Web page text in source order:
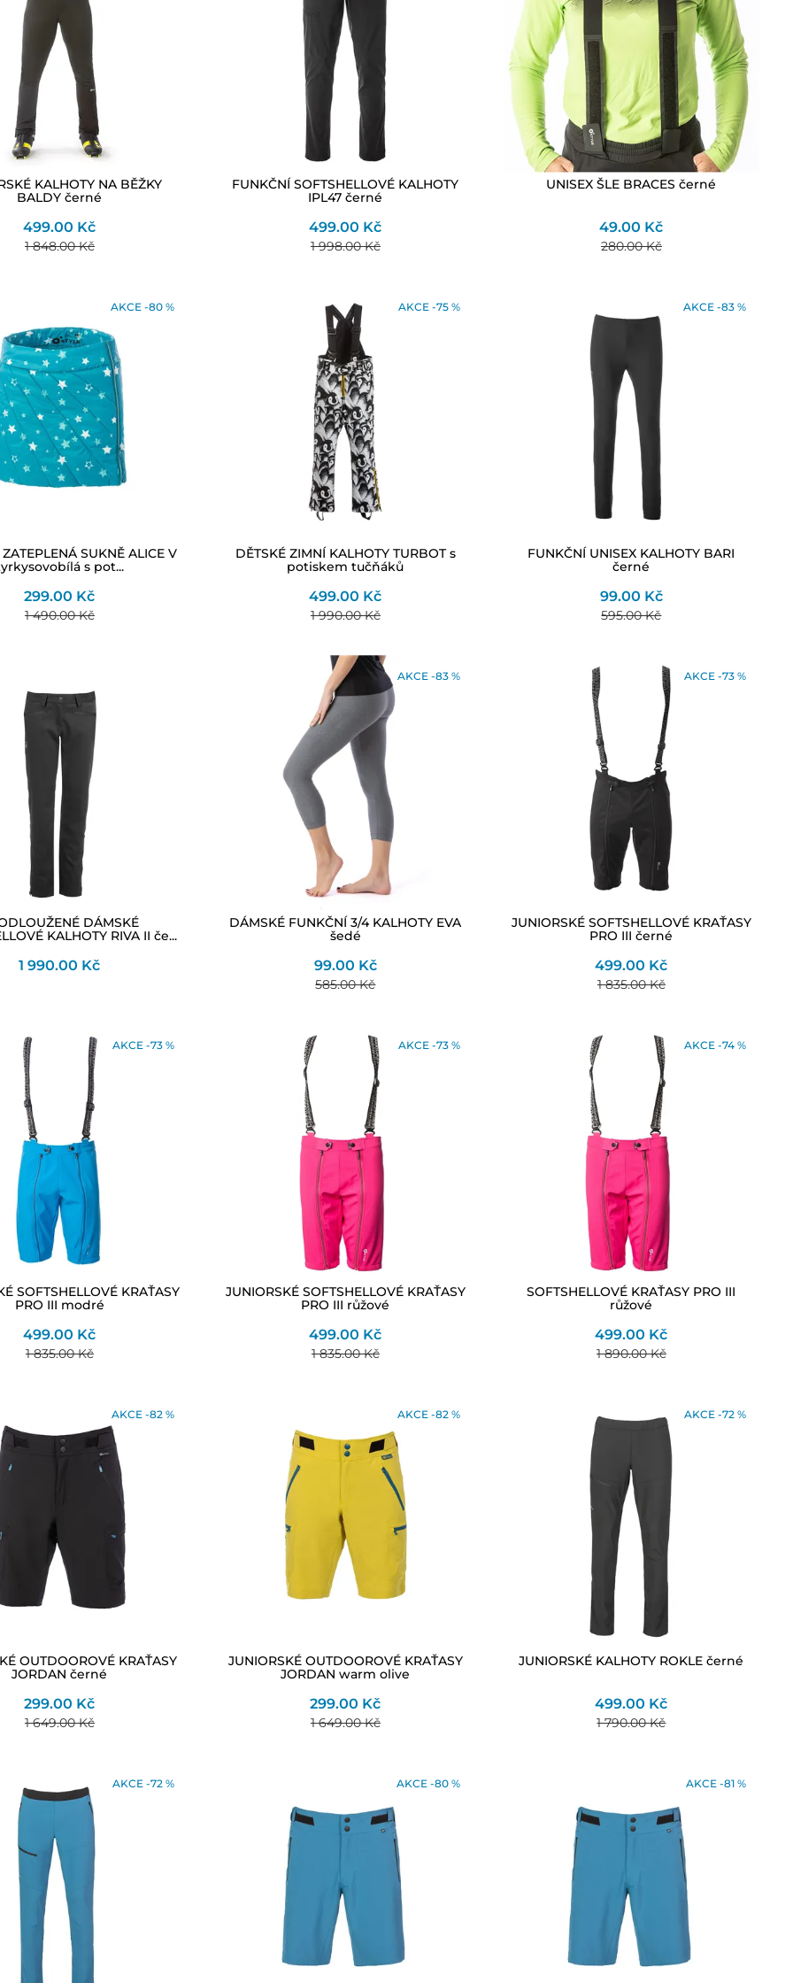
KALHOTY NA BĚŽKY
BALDY černé
499.00 Kč
1 848.00 Kč
FUNKČNÍ SOFTSHELLOVÉ KALHOTY
IPL47 černé
499.00 Kč
1 998.00 Kč
UNISEX ŠLE BRACES černé
49.00 Kč
280.00 Kč
AKCE -80 %
SUKNĚ ALICE V
s pot...
299.00 Kč
1 490.00 Kč
AKCE -75 %
DĚTSKÉ ZIMNÍ KALHOTY TURBOT s
potiskem tučňáků
499.00 Kč
1 990.00 Kč
AKCE -83 %
FUNKČNÍ UNISEX KALHOTY BARI
černé
99.00 Kč
595.00 Kč
DÁMSKÉ
KALHOTY RIVA II če...
1 990.00 Kč
AKCE -83 %
DÁMSKÉ FUNKČNÍ 3/4 KALHOTY EVA
šedé
99.00 Kč
585.00 Kč
AKCE -73 %
JUNIORSKÉ SOFTSHELLOVÉ KRAŤASY
PRO III černé
499.00 Kč
1 835.00 Kč
AKCE -73 %
SOFTSHELLOVÉ KRAŤASY
PRO III modré
499.00 Kč
1 835.00 Kč
AKCE -73 %
JUNIORSKÉ SOFTSHELLOVÉ KRAŤASY
PRO III růžové
499.00 Kč
1 835.00 Kč
AKCE -74 %
SOFTSHELLOVÉ KRAŤASY PRO III
růžové
499.00 Kč
1 890.00 Kč
AKCE -82 %
OUTDOOROVÉ KRAŤASY
JORDAN černé
299.00 Kč
1 649.00 Kč
AKCE -82 %
JUNIORSKÉ OUTDOOROVÉ KRAŤASY
JORDAN warm olive
299.00 Kč
1 649.00 Kč
AKCE -72 %
JUNIORSKÉ KALHOTY ROKLE černé
499.00 Kč
1 790.00 Kč
AKCE -72 % AKCE -80 % AKCE -81 %